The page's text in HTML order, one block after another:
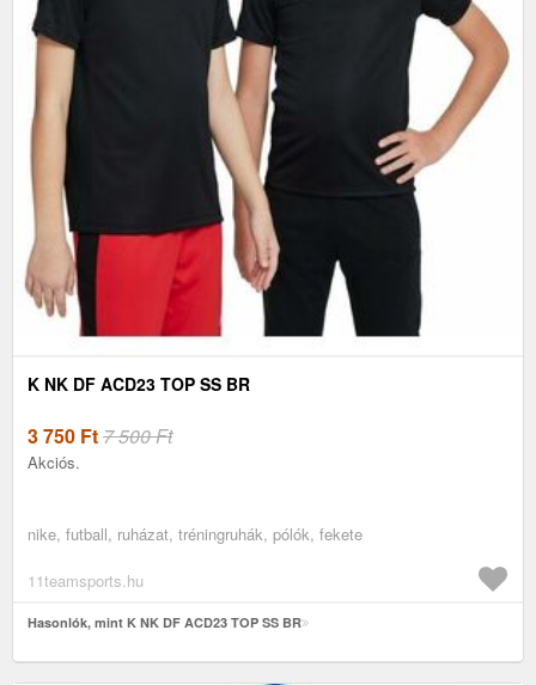
K NK DF ACD23 TOP SS BR
3 750 Ft7 500 Ft
Akciós.
nike, futball, ruházat, tréningruhák, pólók, fekete
11teamsports.hu
Hasonlók, mint K NK DF ACD23 TOP SS BR